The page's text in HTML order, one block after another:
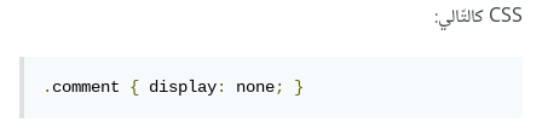
CSS كالتّالي:
.comment { display: none; }